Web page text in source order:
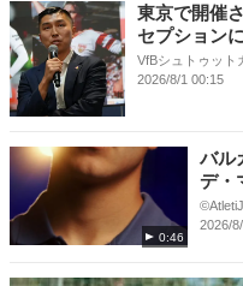
東京で開催
セプション
VfBシュトゥット
2026/8/1 00:15
0:46
バル
デ・
2026/